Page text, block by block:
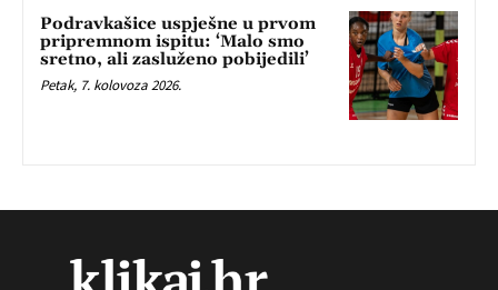
Podravkašice uspješne u prvom
pripremnom ispitu: ‘Malo smo
sretno, ali zasluženo pobijedili’
Petak, 7. kolovoza 2026.